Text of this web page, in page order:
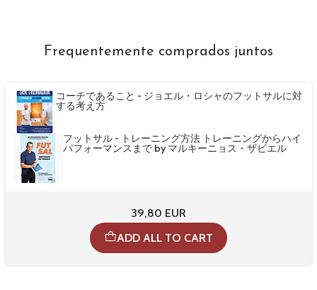
Frequentemente comprados juntos
コーチであること - ジョエル・ロシャのフットサルに対
する考え方
フットサル - トレーニング方法 トレーニングからハイ
パフォーマンスまで by マルキーニョス・ザビエル
39,80 EUR
ADD ALL TO CART